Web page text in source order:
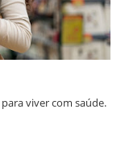
para viver com saúde.